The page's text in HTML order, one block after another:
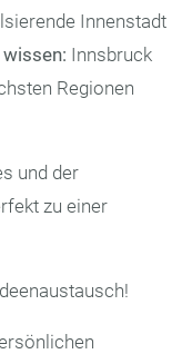
Innenstadt
Innsbruck
Regionen
und der
zu einer